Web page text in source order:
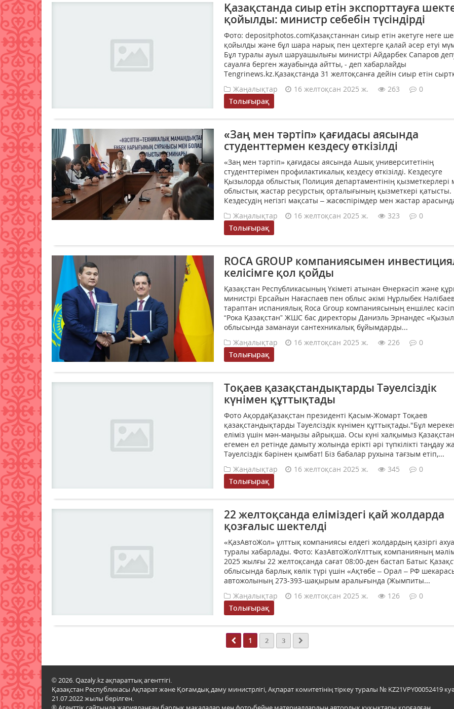
Қазақстанда сиыр етін экспорттауға
қойылды: министр себебін түсіндірді
Фото: depositphotos.comҚазақстаннан сиыр етін әкетуге неге
қойылды және бұл шара нарық пен цехтерге қалай әсер етуі
Бұл туралы ауыл шаруашылығы министрі Айдарбек Сапаров
сауалға берген жауабында айтты, - деп хабарлайды
Tengrinews.kz.Қазақстанда 31 желтоқсанға дейін сиыр етін
Жаңалықтар
16 желтоқсан 2025 ж. 263
0
Толығырақ
«Заң мен тәртіп» қағидасы аясында
студенттермен кездесу өткізілді
«Заң мен тәртіп» қағидасы аясында Ашық университетінің
студенттерімен профилактикалық кездесу өткізілді. Кездесуге
Қызылорда облыстық Полиция департаментінің қызметкерлері
облыстық жастар ресурстық орталығының қызметкері қатысты.
Кездесудің негізгі мақсаты – жасөспірімдер мен жастар
Жаңалықтар
16 желтоқсан 2025 ж. 323
0
Толығырақ
ROCA GROUP компаниясымен
келісімге қол қойды
Қазақстан Республикасының Үкіметі атынан Өнеркәсіп және
министрі Ерсайын Нағаспаев пен облыс әкімі Нұрлыбек
тараптан испаниялық Roca Group компаниясының еншілес
“Рока Қазақстан” ЖШС бас директоры Даниэль Эрнандес
облысында заманауи сантехникалық бұйымдарды...
Жаңалықтар
16 желтоқсан 2025 ж. 226
0
Толығырақ
Тоқаев қазақстандықтарды Тәуелсіздік
күнімен құттықтады
Фото АқордаҚазақстан президенті Қасым-Жомарт Тоқаев
қазақстандықтарды Тәуелсіздік күнімен құттықтады."Бұл
еліміз үшін мән-маңызы айрықша. Осы күні халқымыз
егемен ел ретінде дамыту жолында ерікті әрі түпкілікті таңдау
Тәуелсіздік бәрінен қымбат! Біз бабалар рухына тағзым етіп,...
Жаңалықтар
16 желтоқсан 2025 ж. 345
0
Толығырақ
22 желтоқсанда еліміздегі қай жолдарда
қозғалыс шектелді
«ҚазАвтоЖол» ұлттық компаниясы елдегі жолдардың қазіргі
туралы хабарлады. Фото: КазАвтоЖолҰлттық компанияның
2025 жылғы 22 желтоқсанда сағат 08:00-ден бастап Батыс
облысында барлық көлік түрі үшін «Ақтөбе – Орал – РФ
автожолының 273-393-шақырым аралығында (Жымпиты...
Жаңалықтар
16 желтоқсан 2025 ж. 126
0
Толығырақ
1 2 3
© 2026. Qazaly.kz ақпараттық агенттігі.
Қазақстан Республикасы Ақпарат және Қоғамдық даму министрлігі, Ақпарат комитетінің тіркеу туралы № KZ21VPY00052419
21.07.2022 жылы берілген.